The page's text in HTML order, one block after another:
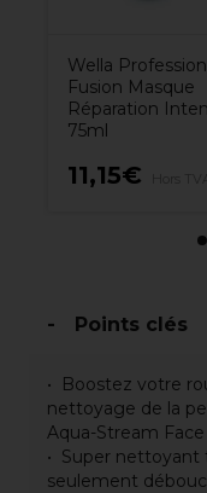
Wella
Fusion Masque
Réparation
75ml
11,15€
Points clés
Boostez votre
nettoyage de la
Aqua-Stream Face
Super nettoyant
seulement